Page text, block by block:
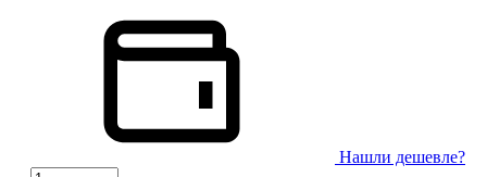
Нашли дешевле?